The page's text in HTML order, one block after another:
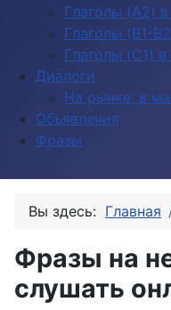
Глаголы (A2)
Глаголы (B1-
Глаголы (C1)
Диалоги
На рынке, в
Объявления
Фразы
Вы здесь: Главная
Фразы на
слушать